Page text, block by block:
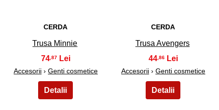
CERDA
Trusa Minnie
74 ,87
Accesorii› Genti cosmetice
CERDA
Trusa Avengers
44 ,86
Accesorii› Genti cosmetice